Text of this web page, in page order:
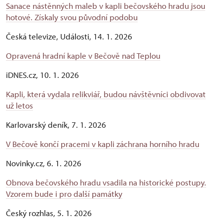
Sanace nástěnných maleb v kapli bečovského hradu jsou
hotové. Získaly svou původní podobu
Česká televize, Události, 14. 1. 2026
Opravená hradní kaple v Bečově nad Teplou
iDNES.cz, 10. 1. 2026
Kapli, která vydala relikviář, budou návštěvníci obdivovat
už letos
Karlovarský deník, 7. 1. 2026
V Bečově končí pracemi v kapli záchrana horního hradu
Novinky.cz, 6. 1. 2026
Obnova bečovského hradu vsadila na historické postupy.
Vzorem bude i pro další památky
Český rozhlas, 5. 1. 2026